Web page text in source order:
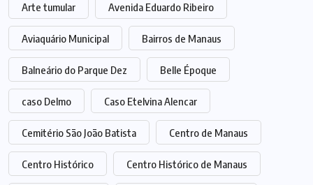
Arte tumular Avenida Eduardo Ribeiro
Aviaquário Municipal Bairros de Manaus
Balneário do Parque Dez Belle Époque
caso Delmo Caso Etelvina Alencar
Cemitério São João Batista Centro de Manaus
Centro Histórico Centro Histórico de Manaus